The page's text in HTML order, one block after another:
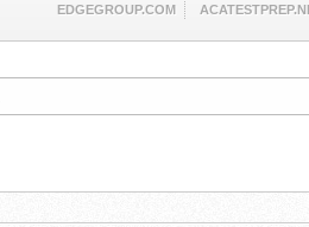
EDGEGROUP.COM